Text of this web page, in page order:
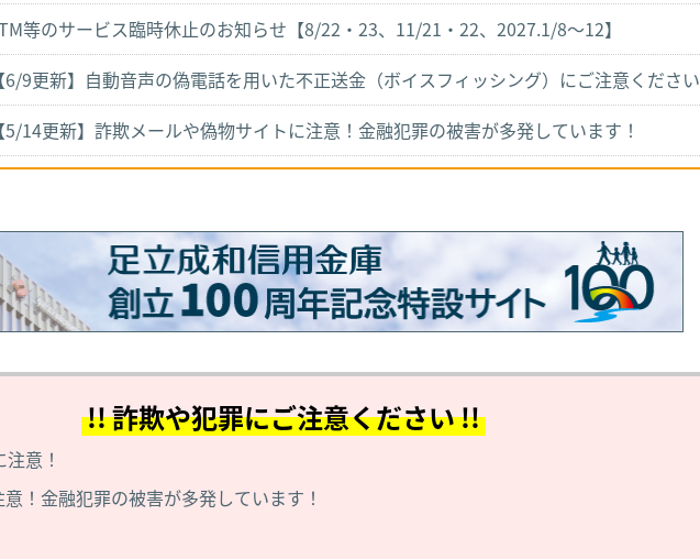
等のサービス臨時休止のお知らせ【8/22・23、11/21・22、2027.1/8～12】
【6/9更新】自動音声の偽電話を用いた不正送金（ボイスフィッシング）にご注意ください
【5/14更新】詐欺メールや偽物サイトに注意！金融犯罪の被害が多発しています！
!! 詐欺や犯罪にご注意ください !!
意！
！金融犯罪の被害が多発しています！